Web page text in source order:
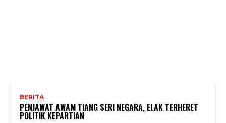
BERITA
PENJAWAT AWAM TIANG SERI NEGARA, ELAK TERHERET
POLITIK KEPARTIAN